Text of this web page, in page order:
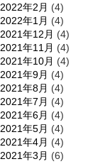
2022年2月 (4)
2022年1月 (4)
2021年12月 (4)
2021年11月 (4)
2021年10月 (4)
2021年9月 (4)
2021年8月 (4)
2021年7月 (4)
2021年6月 (4)
2021年5月 (4)
2021年4月 (4)
2021年3月 (6)